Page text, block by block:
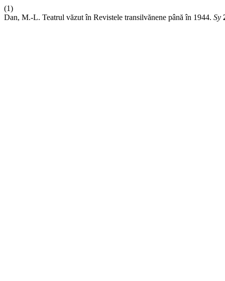
(1)
Dan, M.-L. Teatrul văzut în Revistele transilvănene până în 1944. Sy